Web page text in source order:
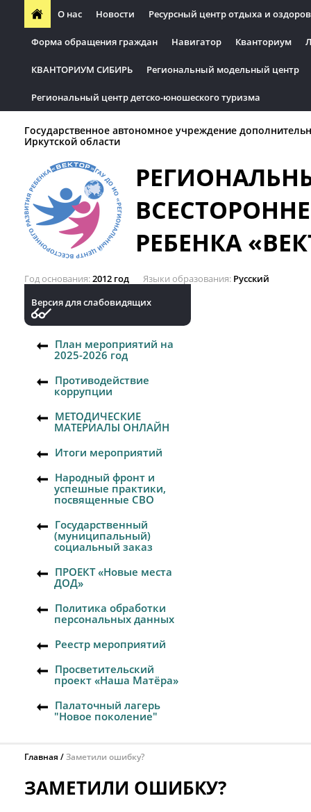
О нас Новости Ресурсный центр отдыха и
Форма обращения граждан Навигатор Кванториум
КВАНТОРИУМ СИБИРЬ Региональный модельный центр
Региональный центр детско-юношеского туризма
Государственное автономное учреждение
Иркутской области
РЕБЕНКА
Год основания 2012 год Языки образования Русский
Версия для слабовидящих
План мероприятий на
2025-2026 год
Противодействие
коррупции
МЕТОДИЧЕСКИЕ
МАТЕРИАЛЫ ОНЛАЙН
Итоги мероприятий
Народный фронт и
успешные практики,
посвященные СВО
Государственный
(муниципальный)
социальный заказ
ПРОЕКТ «Новые места
ДОД»
Политика обработки
персональных данных
Реестр мероприятий
Просветительский
проект «Наша Матёра»
Палаточный лагерь
"Новое поколение"
Главная Заметили ошибку?
ЗАМЕТИЛИ ОШИБКУ?